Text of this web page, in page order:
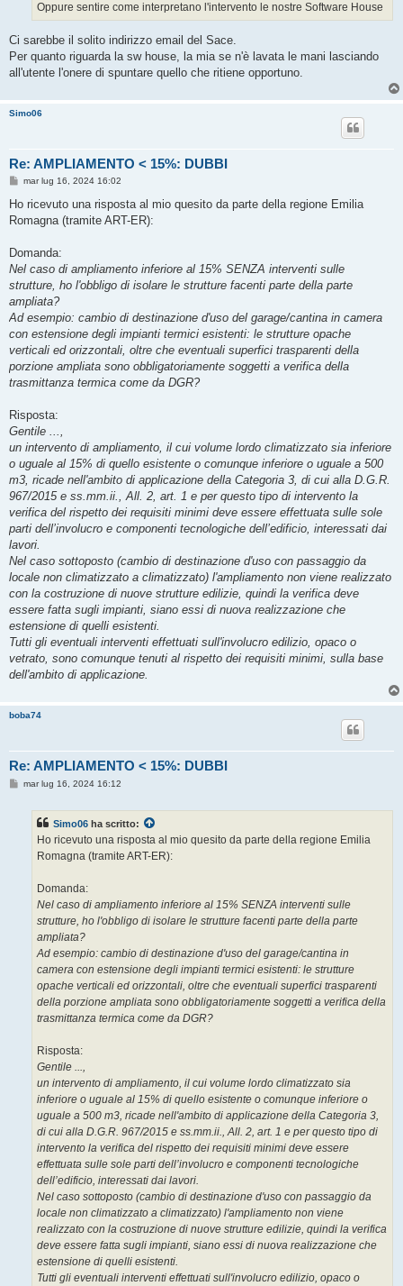
Oppure sentire come interpretano l'intervento le nostre Software House
Ci sarebbe il solito indirizzo email del Sace.
Per quanto riguarda la sw house, la mia se n'è lavata le mani lasciando
all'utente l'onere di spuntare quello che ritiene opportuno.
Simo06
Re: AMPLIAMENTO < 15%: DUBBI
M
s
a
i
o
mar lug 16, 2024 16:02
Ho ricevuto una risposta al mio quesito da parte della regione Emilia
Romagna (tramite ART-ER):
Domanda:
Nel caso di ampliamento inferiore al 15% SENZA interventi sulle
strutture, ho l'obbligo di isolare le strutture facenti parte della parte
ampliata?
Ad esempio: cambio di destinazione d'uso del garage/cantina in camera
con estensione degli impianti termici esistenti: le strutture opache
verticali ed orizzontali, oltre che eventuali superfici trasparenti della
porzione ampliata sono obbligatoriamente soggetti a verifica della
trasmittanza termica come da DGR?
Risposta:
Gentile ...,
un intervento di ampliamento, il cui volume lordo climatizzato sia inferiore
o uguale al 15% di quello esistente o comunque inferiore o uguale a 500
m3, ricade nell'ambito di applicazione della Categoria 3, di cui alla D.G.R.
967/2015 e ss.mm.ii., All. 2, art. 1 e per questo tipo di intervento la
verifica del rispetto dei requisiti minimi deve essere effettuata sulle sole
parti dell’involucro e componenti tecnologiche dell’edificio, interessati dai
lavori.
Nel caso sottoposto (cambio di destinazione d'uso con passaggio da
locale non climatizzato a climatizzato) l'ampliamento non viene realizzato
con la costruzione di nuove strutture edilizie, quindi la verifica deve
essere fatta sugli impianti, siano essi di nuova realizzazione che
estensione di quelli esistenti.
Tutti gli eventuali interventi effettuati sull'involucro edilizio, opaco o
vetrato, sono comunque tenuti al rispetto dei requisiti minimi, sulla base
dell'ambito di applicazione.
boba74
Re: AMPLIAMENTO < 15%: DUBBI
Mmar lug 16, 2024 16:12
Simo06 ha scritto:
Ho ricevuto una risposta al mio quesito da parte della regione Emilia
Romagna (tramite ART-ER):
Domanda:
Nel caso di ampliamento inferiore al 15% SENZA interventi sulle
strutture, ho l'obbligo di isolare le strutture facenti parte della parte
ampliata?
Ad esempio: cambio di destinazione d'uso del garage/cantina in
camera con estensione degli impianti termici esistenti: le strutture
opache verticali ed orizzontali, oltre che eventuali superfici trasparenti
della porzione ampliata sono obbligatoriamente soggetti a verifica della
trasmittanza termica come da DGR?
Risposta:
Gentile ...,
un intervento di ampliamento, il cui volume lordo climatizzato sia
inferiore o uguale al 15% di quello esistente o comunque inferiore o
uguale a 500 m3, ricade nell'ambito di applicazione della Categoria 3,
di cui alla D.G.R. 967/2015 e ss.mm.ii., All. 2, art. 1 e per questo tipo di
intervento la verifica del rispetto dei requisiti minimi deve essere
effettuata sulle sole parti dell’involucro e componenti tecnologiche
dell’edificio, interessati dai lavori.
Nel caso sottoposto (cambio di destinazione d'uso con passaggio da
locale non climatizzato a climatizzato) l'ampliamento non viene
realizzato con la costruzione di nuove strutture edilizie, quindi la verifica
deve essere fatta sugli impianti, siano essi di nuova realizzazione che
estensione di quelli esistenti.
Tutti gli eventuali interventi effettuati sull'involucro edilizio, opaco o